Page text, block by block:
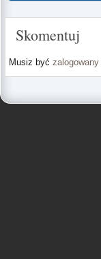
Skomentuj
Musiz być zalogowany